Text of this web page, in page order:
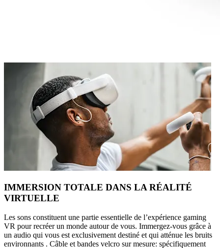
IMMERSION TOTALE DANS LA RÉALITÉ
VIRTUELLE
Les sons constituent une partie essentielle de l’expérience gaming
VR pour recréer un monde autour de vous. Immergez-vous grâce à
un audio qui vous est exclusivement destiné et qui atténue les bruits
environnants . Câble et bandes velcro sur mesure: spécifiquement